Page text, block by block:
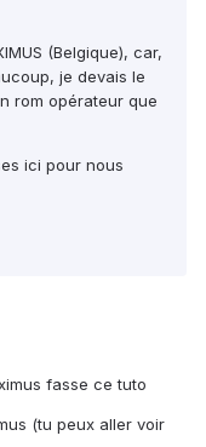
(Belgique), car,
je devais le
rom opérateur que
ici pour nous
fasse ce tuto
(tu peux aller voir